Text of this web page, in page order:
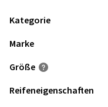
Kategorie
Marke
Größe
Reifeneigenschaften